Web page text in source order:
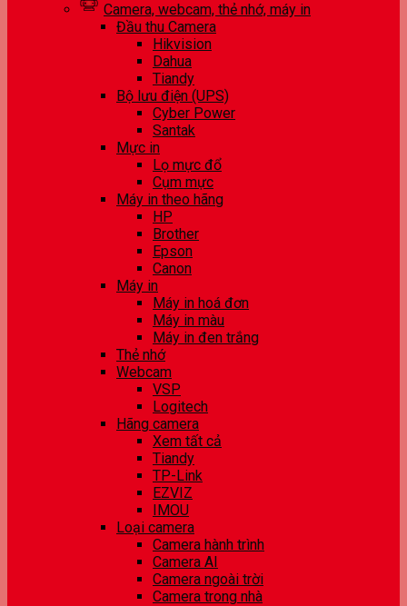
Camera, webcam, thẻ nhớ, máy in
Đầu thu Camera
Hikvision
Dahua
Tiandy
Bộ lưu điện (UPS)
Cyber Power
Santak
Mực in
Lọ mực đổ
Cụm mực
Máy in theo hãng
HP
Brother
Epson
Canon
Máy in
Máy in hoá đơn
Máy in màu
Máy in đen trắng
Thẻ nhớ
Webcam
VSP
Logitech
Hãng camera
Xem tất cả
Tiandy
TP-Link
EZVIZ
IMOU
Loại camera
Camera hành trình
Camera AI
Camera ngoài trời
Camera trong nhà